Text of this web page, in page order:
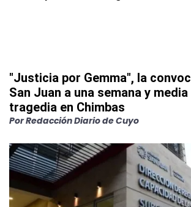
"Justicia por Gemma", la
San Juan a una semana y
tragedia en Chimbas
PorRedacción Diario de Cuyo